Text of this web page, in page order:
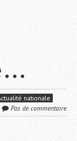
nationale
Pas de commentaire